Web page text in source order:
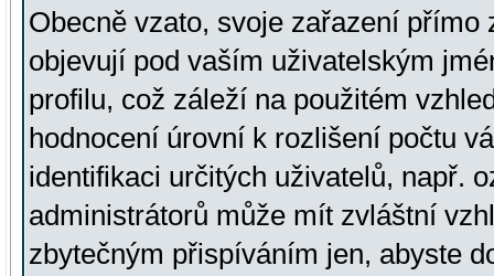
Obecně vzato, svoje zařazení přímo
objevují pod vaším uživatelským
profilu, což záleží na použitém
hodnocení úrovní k rozlišení počtu
identifikaci určitých uživatelů, např.
administrátorů může mít zvláštní
zbytečným přispíváním jen, abyste